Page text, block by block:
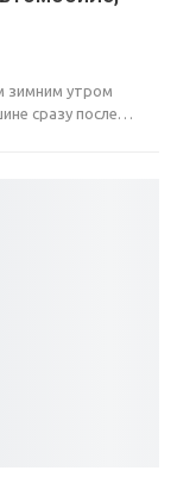
зимним утром
сразу после…